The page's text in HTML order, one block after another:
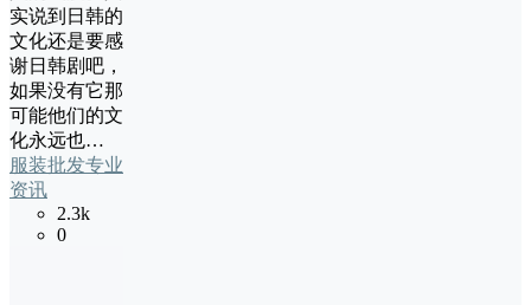
实说到日韩的
文化还是要感
谢日韩剧吧，
如果没有它那
可能他们的文
化永远也…
服装批发专业
资讯
2.3k
0